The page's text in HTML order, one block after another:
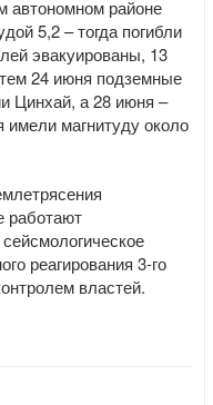
автономном районе
5,2 – тогда погибли
эвакуированы, 13
24 июня подземные
Цинхай, а 28 июня –
магнитуду около
работают
реагирования 3-го
властей.